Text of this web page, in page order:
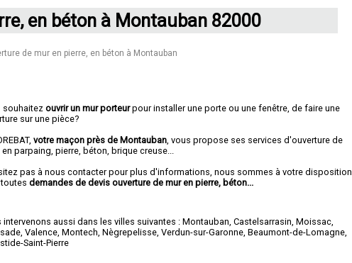
en béton à Montauban 82000
de mur en pierre, en béton à Montauban
souhaitezouvrir un mur porteurpour installer une porte ou une fenêtre, de faire une
sur une pièce?
votre maçon près de Montauban , vous propose ses services d'ouverture de
parpaing, pierre, béton, brique creuse...
pas à nous contacter pour plus d'informations, nous sommes à votre disposition
toutesdemandes de devis ouverture de mur en pierre, béton...
intervenons aussi dans les villes suivantes :Montauban,Castelsarrasin,Moissac,
,Valence,Montech,Nègrepelisse,Verdun-sur-Garonne,Beaumont-de-Lomagne,
Saint-Pierre